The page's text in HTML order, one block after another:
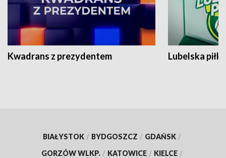
Kwadrans z prezydentem Lubelska piłka
BIAŁYSTOK / BYDGOSZCZ / GDAŃSK /
GORZÓW WLKP. / KATOWICE / KIELCE /